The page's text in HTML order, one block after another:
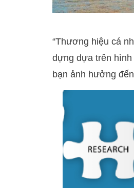
“Thương hiệu cá
dựng dựa trên
bạn ảnh hưởng